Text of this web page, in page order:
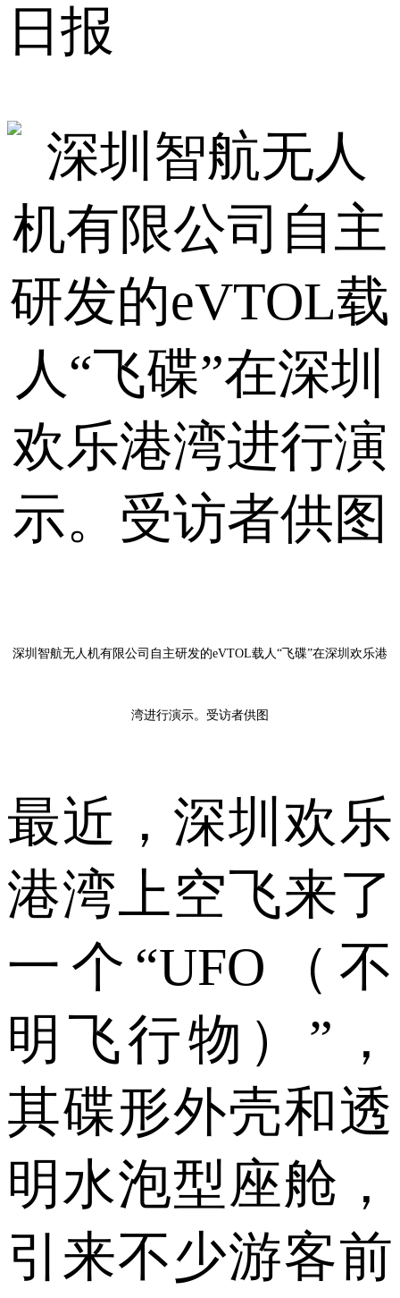
日报
深圳智航无人机有限公司自主研发的eVTOL载人“飞碟”在深圳欢乐港
湾进行演示。受访者供图
最近，深圳欢乐
港湾上空飞来了
一个“UFO（不
明飞行物）”，
其碟形外壳和透
明水泡型座舱，
引来不少游客前